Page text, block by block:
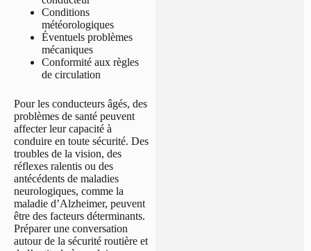
Conditions
météorologiques
Éventuels problèmes
mécaniques
Conformité aux règles
de circulation
Pour les conducteurs âgés, des
problèmes de santé peuvent
affecter leur capacité à
conduire en toute sécurité. Des
troubles de la vision, des
réflexes ralentis ou des
antécédents de maladies
neurologiques, comme la
maladie d’Alzheimer, peuvent
être des facteurs déterminants.
Préparer une conversation
autour de la sécurité routière et